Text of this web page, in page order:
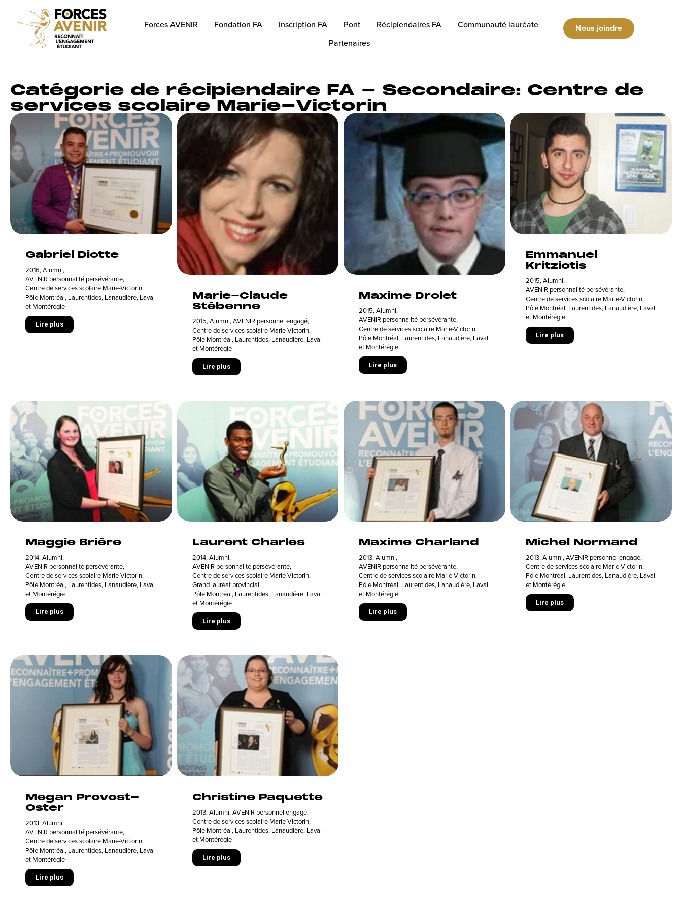
Forces AVENIR Fondation FA Inscription FA Pont Récipiendaires FA
Communauté lauréate
Partenaires
Nous joindre
Catégorie de récipiendaire FA - Secondaire: Centre de
services scolaire Marie-Victorin
Gabriel Diotte
2016,Alumni,
AVENIR personnalité persévérante,
Centre de services scolaire Marie-Victorin,
Pôle Montréal, Laurentides, Lanaudière, Laval
et Montérégie
Lire plus
Marie-Claude
Stébenne
2015, Alumni, AVENIR personnel engagé,
Centre de services scolaire Marie-Victorin,
Pôle Montréal, Laurentides, Lanaudière, Laval
et Montérégie
Lire plus
Maxime Drolet
2015, Alumni,
AVENIR personnalité persévérante,
Centre de services scolaire Marie-Victorin,
Pôle Montréal, Laurentides, Lanaudière, Laval
et Montérégie
Lire plus
Emmanuel
Kritziotis
2015,Alumni,
AVENIR personnalité persévérante,
Centre de services scolaire Marie-Victorin,
Pôle Montréal, Laurentides, Lanaudière, Laval
et Montérégie
Lire plus
Maggie Brière
2014,Alumni,
AVENIR personnalité persévérante,
Centre de services scolaire Marie-Victorin,
Pôle Montréal, Laurentides, Lanaudière, Laval
et Montérégie
Lire plus
Laurent Charles
2014,Alumni,
AVENIR personnalité persévérante,
Centre de services scolaire Marie-Victorin,
Grand lauréat provincial,
Pôle Montréal, Laurentides, Lanaudière, Laval
et Montérégie
Lire plus
Maxime Charland
2013,Alumni,
AVENIR personnalité persévérante,
Centre de services scolaire Marie-Victorin,
Pôle Montréal, Laurentides, Lanaudière, Laval
et Montérégie
Lire plus
Michel Normand
2013,Alumni,AVENIR personnel engagé,
Centre de services scolaire Marie-Victorin,
Pôle Montréal, Laurentides, Lanaudière, Laval
et Montérégie
Lire plus
Megan Provost-
Oster
2013,Alumni,
AVENIR personnalité persévérante,
Centre de services scolaire Marie-Victorin,
Pôle Montréal, Laurentides, Lanaudière, Laval
et Montérégie
Lire plus
Christine Paquette
2013,Alumni,AVENIR personnel engagé,
Centre de services scolaire Marie-Victorin,
Pôle Montréal, Laurentides, Lanaudière, Laval
et Montérégie
Lire plus